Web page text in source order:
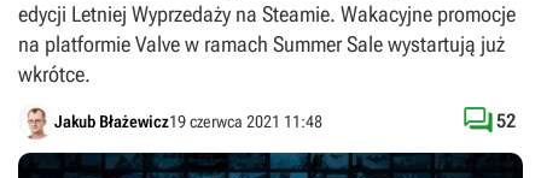
edycji Letniej Wyprzedaży na Steamie. Wakacyjne promocje
na platformie Valve w ramach Summer Sale wystartują już
wkrótce.
Jakub Błażewicz19 czerwca 2021 11:48 52